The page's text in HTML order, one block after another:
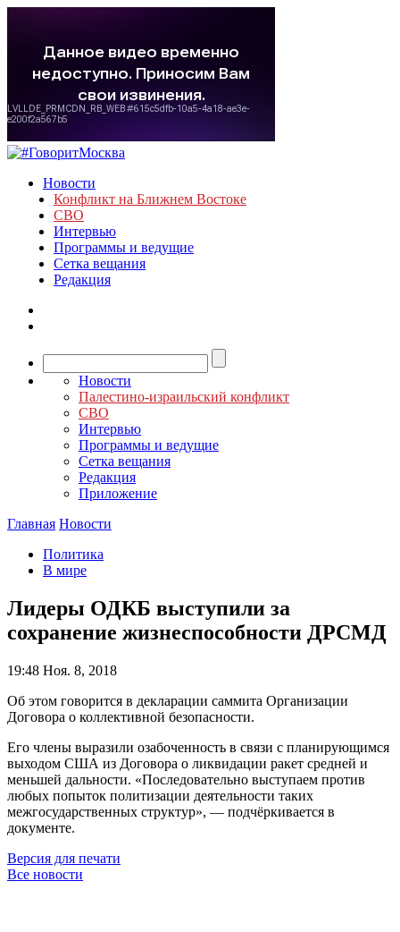
Новости
Конфликт на Ближнем Востоке
СВО
Интервью
Программы и ведущие
Сетка вещания
Редакция
Новости
Палестино-израильский конфликт
СВО
Интервью
Программы и ведущие
Сетка вещания
Редакция
Приложение
Главная Новости
Политика
В мире
Лидеры ОДКБ выступили за
сохранение жизнеспособности ДРСМД
19:48 Ноя. 8, 2018
Об этом говорится в декларации саммита Организации
Договора о коллективной безопасности.
Его члены выразили озабоченность в связи с планирующимся
выходом США из Договора о ликвидации ракет средней и
меньшей дальности. «Последовательно выступаем против
любых попыток политизации деятельности таких
межгосударственных структур», — подчёркивается в
документе.
Версия для печати
Все новости